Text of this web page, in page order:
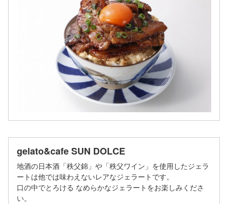
gelato&cafe SUN DOLCE
地酒の日本酒「秩父錦」や「秩父ワイン」を使用したジェラ
ートは他では味わえないレアなジェラートです。
口の中でとろける なめらかなジェラートをお楽しみくださ
い。